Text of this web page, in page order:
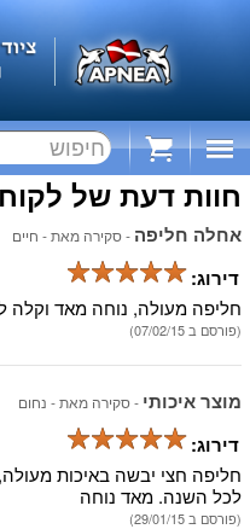
חוות דעת של
אחלה חליפה - סקירה מאת - חיים
דירוג:
חליפה מעולה, נוחה מאד וקלה
(פורסם ב 07/02/15)
מוצר איכותי - סקירה מאת - נחום
דירוג:
לכל השנה. מאד נוחה
(פורסם ב 29/01/15)